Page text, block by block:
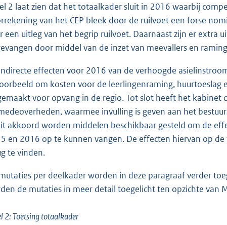
2 laat zien dat het totaalkader sluit in 2016 waarbij
van het CEP bleek door de ruilvoet een forse
een uitleg van het begrip ruilvoet. Daarnaast zijn er extra
door middel van de inzet van meevallers en
effecten voor 2016 van de verhoogde
om kosten voor de leerlingenraming,
voor opvang in de regio. Tot slot heeft het
waarmee invulling is geven aan het
akkoord worden middelen beschikbaar gesteld om de
en 2016 op te kunnen vangen. De effecten hiervan op
te vinden.
per deelkader worden in deze paragraaf verder
de mutaties in meer detail toegelicht ten opzichte van
2: Toetsing totaalkader